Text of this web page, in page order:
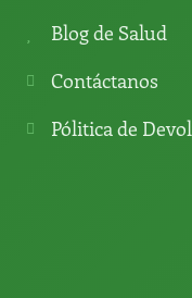
Blog de Salud
Contáctanos
Pólitica de